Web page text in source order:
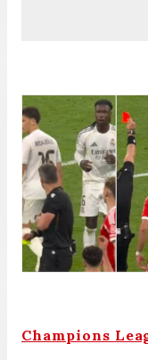
Champions